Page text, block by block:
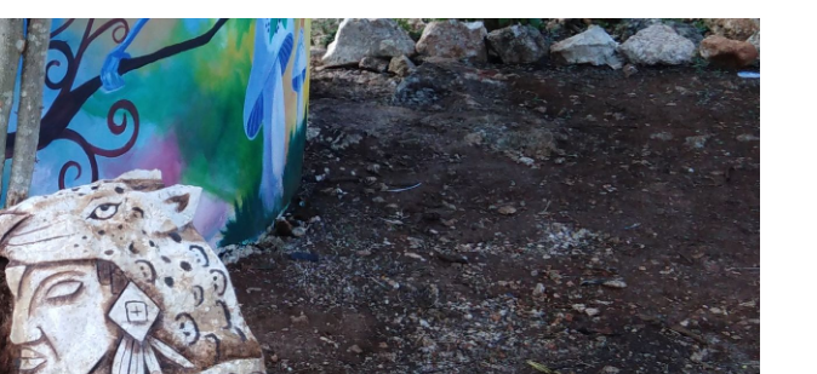
TRADITION
SCHAMANISCHE
HEILUNG &
Fruchtbarkeit.
Brautritual
Geburt
schließen.Wickeln
nach der Geburt
Kinderverlust Ritual
Lösung von alten
Bindungen
Wechseljahre-
Weisheitshütterin
YONI HEALING
DE-ARMOURING
GAIA-METHODE
SCHWANGERSCH
AFT
YONI STEAM
FAQ Fragen &
Antworten
SCHAMANEN
REISE SIBIRIEN
SCHAMANISCHES
NEUES JAHR
REISE SANKT
PETERSBURG
WINTERREISE
BAIKAL
AUSZEIT IM
SONNENWALD
MEINE VITA
FRAUEN
MASSEURINNEN
ENERGIE
AUSGLEICH
KONTAKT